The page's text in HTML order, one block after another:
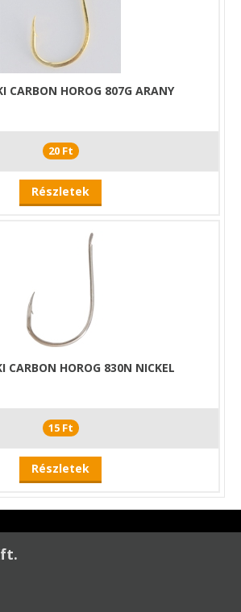
CARBON HOROG 807G ARANY
20 Ft
Részletek
CARBON HOROG 830N NICKEL
15 Ft
Részletek